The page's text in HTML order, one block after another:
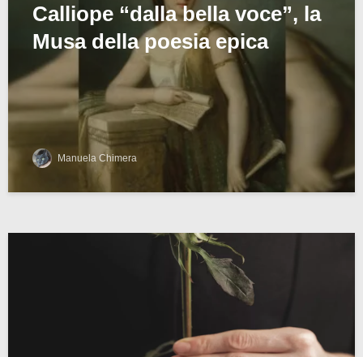
Calliope “dalla bella voce”, la
Musa della poesia epica
Manuela Chimera